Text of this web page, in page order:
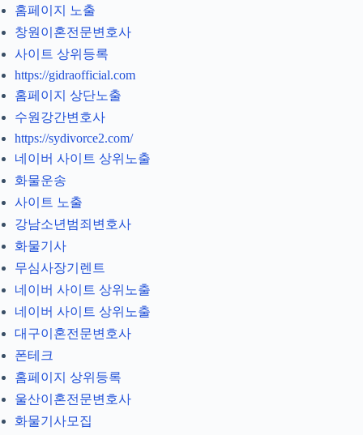
홈페이지 노출
창원이혼전문변호사
사이트 상위등록
https://gidraofficial.com
홈페이지 상단노출
수원강간변호사
https://sydivorce2.com/
네이버 사이트 상위노출
화물운송
사이트 노출
강남소년범죄변호사
화물기사
무심사장기렌트
네이버 사이트 상위노출
네이버 사이트 상위노출
대구이혼전문변호사
폰테크
홈페이지 상위등록
울산이혼전문변호사
화물기사모집